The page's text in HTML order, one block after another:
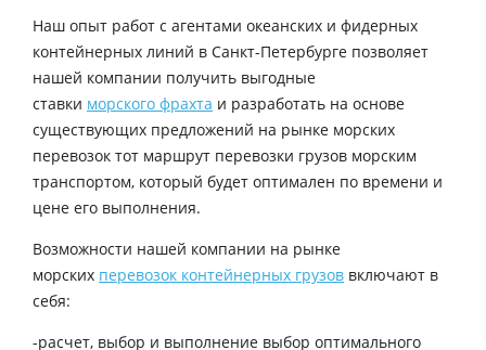
Наш опыт работ с агентами океанских и фидерных
контейнерных линий в Санкт-Петербурге позволяет
нашей компании получить выгодные
ставки морского фрахта и разработать на основе
существующих предложений на рынке морских
перевозок тот маршрут перевозки грузов морским
транспортом, который будет оптимален по времени и
цене его выполнения.
Возможности нашей компании на рынке
морских перевозок контейнерных грузов включают в
себя:
-расчет, выбор и выполнение выбор оптимального